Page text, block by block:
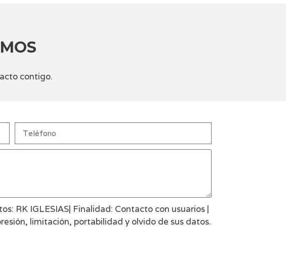
contigo.
RK IGLESIAS| Finalidad: Contacto con usuarios |
limitación, portabilidad y olvido de sus datos.